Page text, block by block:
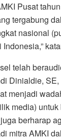
Pusat
tergabung
nasional
telah
Dinialdie, SE,
menjadi
media)
berharap
mitra AMKI